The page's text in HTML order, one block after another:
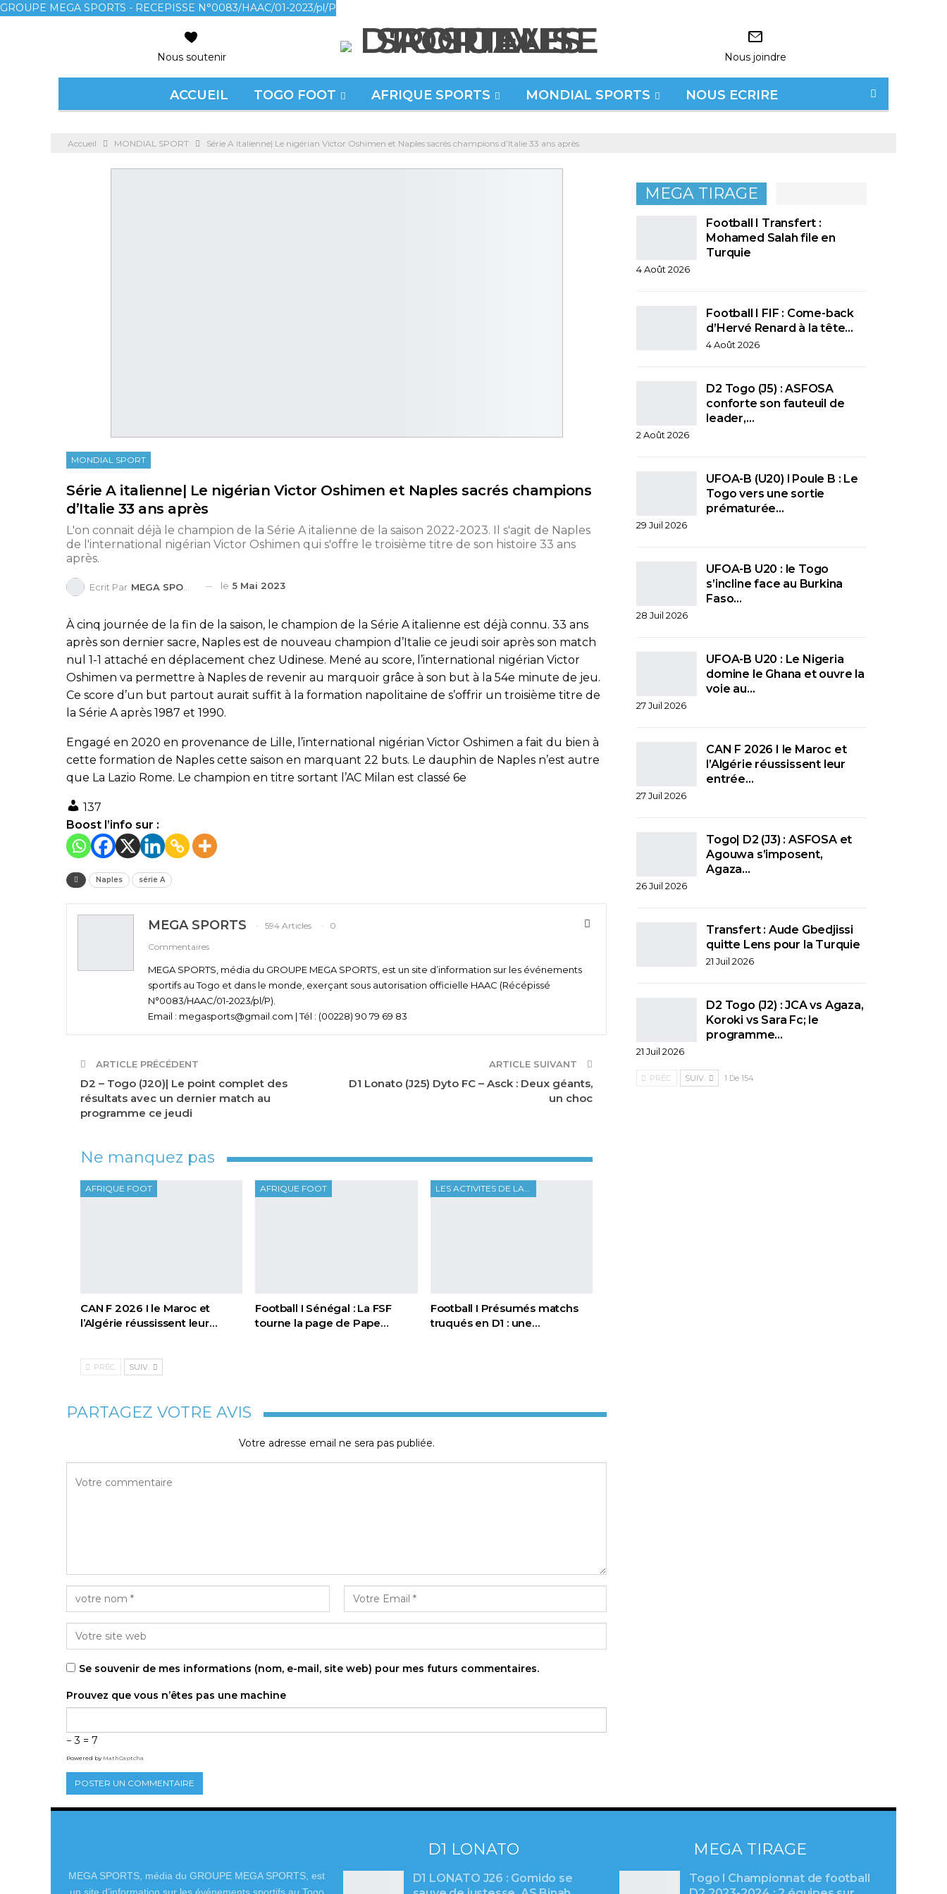
GROUPE MEGA SPORTS - RECEPISSE N°0083/HAAC/01-2023/pl/P
Nous soutenir Nous joindre
ACCUEIL TOGO FOOT AFRIQUE SPORTS MONDIAL SPORTS NOUS ECRIRE
Accueil MONDIAL SPORT Série A italienne| Le nigérian Victor Oshimen et Naples sacrés champions d’Italie 33 ans après
MONDIAL SPORT
Série A italienne| Le nigérian Victor Oshimen et Naples sacrés champions
d’Italie 33 ans après
L'on connait déjà le champion de la Série A italienne de la saison 2022-2023. Il s'agit de Naples
de l'international nigérian Victor Oshimen qui s'offre le troisième titre de son histoire 33 ans
après.
Ecrit Par MEGA SPORTS le 5 Mai 2023
À cinq journée de la fin de la saison, le champion de la Série A italienne est déjà connu. 33 ans
après son dernier sacre, Naples est de nouveau champion d’Italie ce jeudi soir après son match
nul 1-1 attaché en déplacement chez Udinese. Mené au score, l’international nigérian Victor
Oshimen va permettre à Naples de revenir au marquoir grâce à son but à la 54e minute de jeu.
Ce score d’un but partout aurait suffit à la formation napolitaine de s’offrir un troisième titre de
la Série A après 1987 et 1990.
Engagé en 2020 en provenance de Lille, l’international nigérian Victor Oshimen a fait du bien à
cette formation de Naples cette saison en marquant 22 buts. Le dauphin de Naples n’est autre
que La Lazio Rome. Le champion en titre sortant l’AC Milan est classé 6e
137
Boost l’info sur :
Naples série A
MEGA SPORTS 594 Articles
0
Commentaires
MEGA SPORTS, média du GROUPE MEGA SPORTS, est un site d’information sur les événements
sportifs au Togo et dans le monde, exerçant sous autorisation officielle HAAC (Récépissé
N°0083/HAAC/01-2023/pl/P).
Email : megasports@gmail.com | Tél : (00228) 90 79 69 83
ARTICLE PRÉCÉDENT
D2 – Togo (J20)| Le point complet des
résultats avec un dernier match au
programme ce jeudi
ARTICLE SUIVANT
D1 Lonato (J25) Dyto FC – Asck : Deux géants,
un choc
Ne manquez pas
AFRIQUE FOOT
CAN F 2026 I le Maroc et
l’Algérie réussissent leur…
AFRIQUE FOOT
Football I Sénégal : La FSF
tourne la page de Pape…
Football I Présumés matchs
truqués en D1 : une…
PRÉC. SUIV.
PARTAGEZ VOTRE AVIS
Votre adresse email ne sera pas publiée.
Se souvenir de mes informations (nom, e-mail, site web) pour mes futurs commentaires.
Prouvez que vous n’êtes pas une machine
− 3 = 7
Powered by MathCaptcha
MEGA TIRAGE
Football I Transfert :
Mohamed Salah file en
Turquie
4 Août 2026
Football I FIF : Come-back
d’Hervé Renard à la tête…
4 Août 2026
D2 Togo (J5) : ASFOSA
conforte son fauteuil de
leader,…
2 Août 2026
UFOA-B (U20) l Poule B : Le
Togo vers une sortie
prématurée…
29 Juil 2026
UFOA-B U20 : le Togo
s’incline face au Burkina
Faso…
28 Juil 2026
UFOA-B U20 : Le Nigeria
domine le Ghana et ouvre la
voie au…
27 Juil 2026
CAN F 2026 I le Maroc et
l’Algérie réussissent leur
entrée…
27 Juil 2026
Togo| D2 (J3) : ASFOSA et
Agouwa s’imposent,
Agaza…
26 Juil 2026
Transfert : Aude Gbedjissi
quitte Lens pour la Turquie
21 Juil 2026
D2 Togo (J2) : JCA vs Agaza,
Koroki vs Sara Fc; le
programme…
21 Juil 2026
PRÉC. SUIV. 1 De 154
MEGA SPORTS, média du GROUPE MEGA SPORTS, est
D1 LONATO
D1 LONATO J26 : Gomido se
MEGA TIRAGE
Togo l Championnat de football